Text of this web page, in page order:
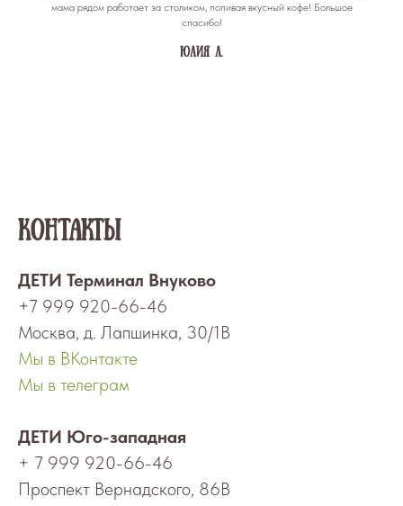
мама рядом работает за столиком, попивая вкусный кофе! Большое
спасибо!
Юлия Л.
Контакты
ДЕТИ Терминал Внуково
+7 999 920-66-46
Москва, д. Лапшинка, 30/1В
Мы в ВКонтакте
Мы в телеграм
ДЕТИ Юго-западная
+ 7 999 920-66-46
Проспект Вернадского, 86В